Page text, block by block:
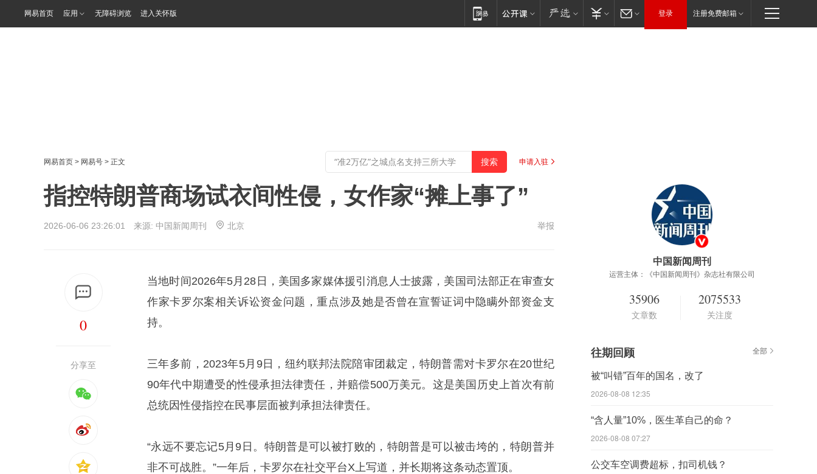
网易首页 应用 无障碍浏览 进入关怀版 登录 注册免费邮箱
网易首页 > 网易号 > 正文 申请入驻
指控特朗普商场试衣间性侵，女作家“摊上事了”
2026-06-06 23:26:01 来源: 中国新闻周刊 北京 举报
0
分享至
当地时间2026年5月28日，美国多家媒体援引消息人士披露，美国司法部正在审查女
作家卡罗尔案相关诉讼资金问题，重点涉及她是否曾在宣誓证词中隐瞒外部资金支
持。
三年多前，2023年5月9日，纽约联邦法院陪审团裁定，特朗普需对卡罗尔在20世纪
90年代中期遭受的性侵承担法律责任，并赔偿500万美元。这是美国历史上首次有前
总统因性侵指控在民事层面被判承担法律责任。
“永远不要忘记5月9日。特朗普是可以被打败的，特朗普是可以被击垮的，特朗普并
非不可战胜。”一年后，卡罗尔在社交平台X上写道，并长期将这条动态置顶。
中国新闻周刊
运营主体：《中国新闻周刊》杂志社有限公司
35906
文章数
2075533
关注度
往期回顾 全部
被“叫错”百年的国名，改了
2026-08-08 12:35
“含人量”10%，医生革自己的命？
2026-08-08 07:27
公交车空调费超标，扣司机钱？